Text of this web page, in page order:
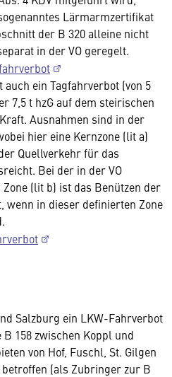
Lärmarmzertifikat
der B 320 alleine nicht
in der VO geregelt.
auch ein Tagfahrverbot (von 5
7,5 t hzG auf dem steirischen
Ausnahmen sind in der
hier eine Kernzone (lit a)
Quellverkehr für das
Bei der in der VO
(lit b) ist das Benützen der
wenn in dieser definierten Zone
Salzburg ein LKW-Fahrverbot
158 zwischen Koppl und
von Hof, Fuschl, St. Gilgen
(als Zubringer zur B